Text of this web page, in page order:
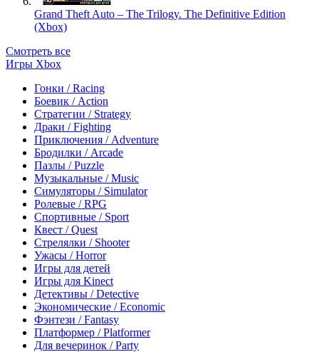
Grand Theft Auto – The Trilogy. The Definitive Edition
(Xbox)
Смотреть все
Игры Xbox
Гонки / Racing
Боевик / Action
Стратегии / Strategy
Драки / Fighting
Приключения / Adventure
Бродилки / Arcade
Пазлы / Puzzle
Музыкальные / Music
Симуляторы / Simulator
Ролевые / RPG
Спортивные / Sport
Квест / Quest
Стрелялки / Shooter
Ужасы / Horror
Игры для детей
Игры для Kinect
Детективы / Detective
Экономические / Economic
Фэнтези / Fantasy
Платформер / Platformer
Для вечеринок / Party